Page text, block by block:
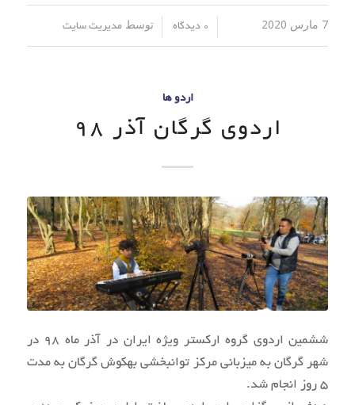
7 مارس 2020 / 0 دیدگاه توسط مدیریت سایت
اردو ها
اردوی گرگان آذر 98
ششمین اردوی گروه ارکستر ویژه ایران در آذر ماه 98 در
شهر گرگان به میزبانی مرکز توانبخشی بهکوش گرگان به مدت
5 روز انجام شد.